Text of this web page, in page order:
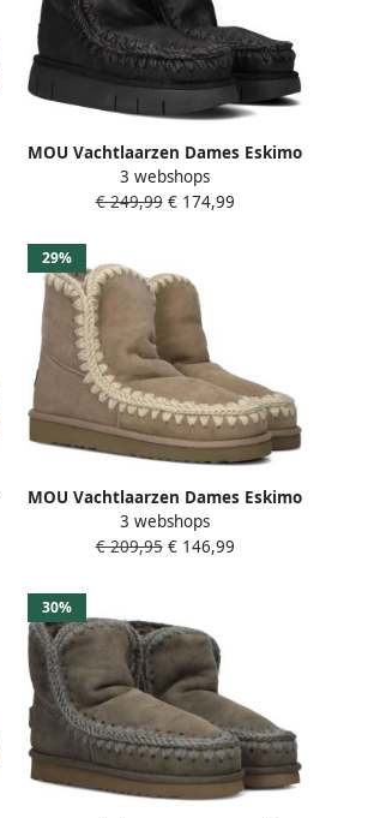
MOU Vachtlaarzen Dames Eskimo
18 Bounce Maat: 40 Materiaal:
Suède Kleur: Zwart
3 webshops
€ 249,99€ 174,99
29%
MOU Vachtlaarzen Dames Eskimo
18 Glitter Logo Maat: 39
Materiaal: Suède Kleur: Taupe
3 webshops
€ 209,95€ 146,99
30%